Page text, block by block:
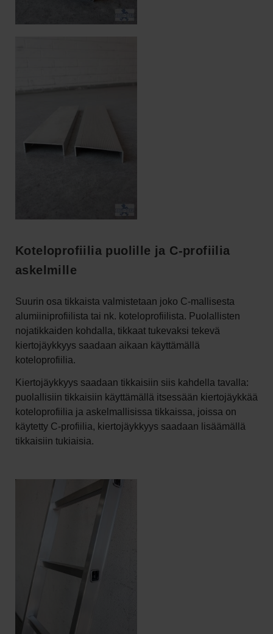
Koteloprofiilia puolille ja C-profiilia
askelmille
Suurin osa tikkaista valmistetaan joko C-mallisesta
alumiiniprofiilista tai nk. koteloprofiilista. Puolallisten
nojatikkaiden kohdalla, tikkaat tukevaksi tekevä
kiertojäykkyys saadaan aikaan käyttämällä
koteloprofiilia.
Kiertojäykkyys saadaan tikkaisiin siis kahdella tavalla:
puolallisiin tikkaisiin käyttämällä itsessään kiertojäykkää
koteloprofiilia ja askelmallisissa tikkaissa, joissa on
käytetty C-profiilia, kiertojäykkyys saadaan lisäämällä
tikkaisiin tukiaisia.